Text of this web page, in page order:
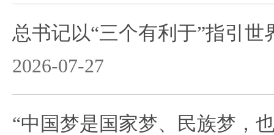
总书记以“三个有利于”指引世
2026-07-27
“中国梦是国家梦、民族梦，